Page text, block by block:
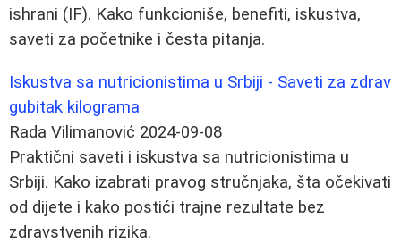
ishrani (IF). Kako funkcioniše, benefiti, iskustva,
saveti za početnike i česta pitanja.
Iskustva sa nutricionistima u Srbiji - Saveti za zdrav
gubitak kilograma
Rada Vilimanović 2024-09-08
Praktični saveti i iskustva sa nutricionistima u
Srbiji. Kako izabrati pravog stručnjaka, šta očekivati
od dijete i kako postići trajne rezultate bez
zdravstvenih rizika.